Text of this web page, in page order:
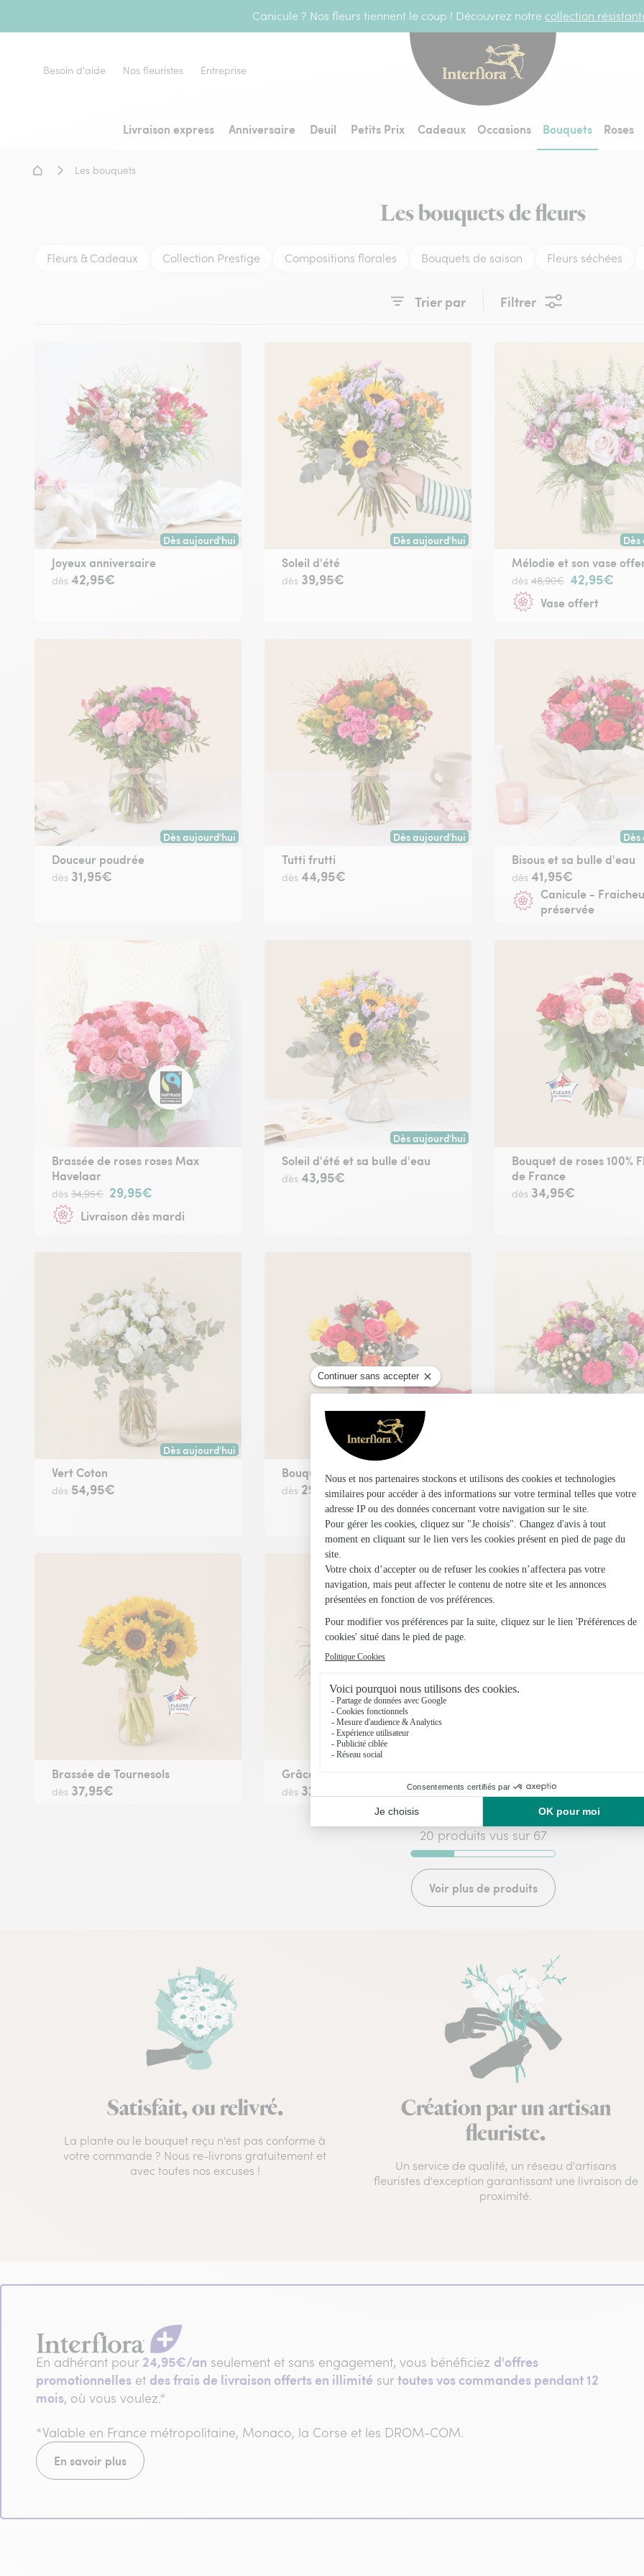
Canicule ? Nos fleurs tiennent le coup ! Découvrez notre collection
Livraison express Anniversaire Deuil Petits Prix Cadeaux Occasions Bouquets Roses
Besoin d'aide Nos fleuristes Entreprise
Accueil - Livraison fleurs
Les bouquets
Les bouquets de fleurs
Fleurs & Cadeaux Collection Prestige Compositions florales Bouquets de saison Fleurs séchées
Trier par Filtrer
Dès aujourd'hui
Livraison dès aujourd'hui (pour toute commande passée avant 17h) ou à la date de votre choix.
Joyeux anniversaire
dès 42,95€
Dès aujourd'hui
Livraison dès aujourd'hui (pour toute commande
Soleil d'été
dès 39,95€
Mélodie et son vase
dès 48,90€ 42,95€
Vase offert
Dès aujourd'hui
Livraison dès aujourd'hui (pour toute commande passée avant 17h) ou à la date de votre choix.
Douceur poudrée
dès 31,95€
Dès aujourd'hui
Livraison dès aujourd'hui (pour toute commande
Tutti frutti
dès 44,95€
Bisous et sa bulle d'eau
dès 41,95€
Canicule -
préservée
Brassée de roses roses Max
Havelaar
dès 34,95€ 29,95€
Livraison dès mardi
Dès aujourd'hui
Livraison dès aujourd'hui (pour toute commande
Soleil d'été et sa bulle d'eau
dès 43,95€
Bouquet de roses 100%
de France
dès 34,95€
Dès aujourd'hui
Livraison dès aujourd'hui (pour toute commande passée avant 17h) ou à la date de votre choix.
Vert Coton
dès 54,95€
Dès aujourd'hui
Livraison dès aujourd'hui (pour toute commande
Bouquet de roses multicolores
dès 29,95€
Rosa Bella et sa bulle
dès53,95€
Canicule - Fraicheur
préservée
Brassée de Tournesols
dès 37,95€
Livraison dès aujourd'hui (pour toute commande
Grâce
dès 32,95€ dès29,95€
20 produits vus sur 67
Voir plus de produits
Satisfait, ou relivré.
La plante ou le bouquet reçu n'est pas conforme à
votre commande ? Nous re-livrons gratuitement et
avec toutes nos excuses !
Création par un artisan
fleuriste.
Un service de qualité, un réseau d'artisans
fleuristes d'exception garantissant une livraison de
proximité.
En adhérant pour 24,95€/an seulement et sans engagement, vous bénéficiez d'offres
promotionnelles et des frais de livraison offerts en illimité surtoutes vos commandes pendant 12
mois, où vous voulez.*
*Valable en France métropolitaine, Monaco, la Corse et les DROM-COM.
En savoir plus